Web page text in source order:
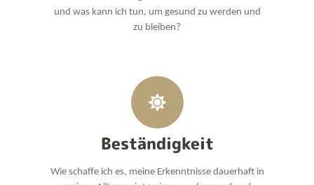
und was kann ich tun, um gesund zu werden und
zu bleiben?
Beständigkeit
Wie schaffe ich es, meine Erkenntnisse dauerhaft in